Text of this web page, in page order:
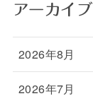
アーカイブ
2026年8月
2026年7月